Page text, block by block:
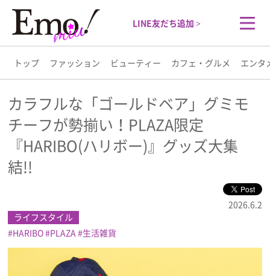
LINE友だち追加 >
トップ ファッション ビューティー カフェ・グルメ エンタ
トップ
ファッション
ビューティー
エンタメ
ライフスタイル
カラフルな「ゴールドベア」グミモ
チーフが勢揃い！PLAZA限定
『HARIBO(ハリボー)』グッズ大集
結!!
2026.6.2
ライフスタイル
HARIBO PLAZA 生活雑貨